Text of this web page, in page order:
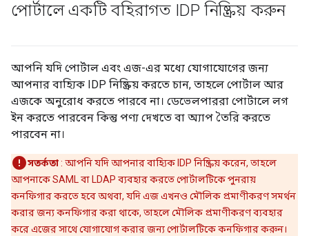
পোর্টালে একটি বহিরাগত IDP নিষ্ক্রিয় করুন
আপনি যদি পোর্টাল এবং এজ-এর মধ্যে যোগাযোগের জন্য
আপনার বাহ্যিক IDP নিষ্ক্রিয় করতে চান, তাহলে পোর্টাল আর
এজকে অনুরোধ করতে পারবে না। ডেভেলপাররা পোর্টালে লগ
ইন করতে পারবেন কিন্তু পণ্য দেখতে বা অ্যাপ তৈরি করতে
পারবেন না।
সতর্কতা: আপনি যদি আপনার বাহ্যিক IDP নিষ্ক্রিয় করেন, তাহলে
আপনাকে SAML বা LDAP ব্যবহার করতে পোর্টালটিকে পুনরায়
কনফিগার করতে হবে অথবা, যদি এজ এখনও মৌলিক প্রমাণীকরণ সমর্থন
করার জন্য কনফিগার করা থাকে, তাহলে মৌলিক প্রমাণীকরণ ব্যবহার
করে এজের সাথে যোগাযোগ করার জন্য পোর্টালটিকে কনফিগার করুন।